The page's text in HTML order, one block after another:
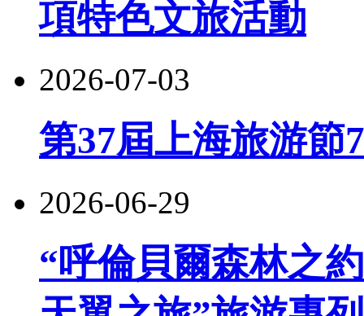
項特色文旅活動
2026-07-03
第37屆上海旅游節
2026-06-29
“呼倫貝爾森林之